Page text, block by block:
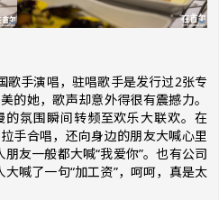
手演唱，驻唱歌手是发行过2张专
的她，歌声却意外得很有震撼力。
氛围瞬间转频至欢乐大联欢。在
手合唱，还向身边的朋友大喊心里
友一般都大喊“我爱你”。也有公司
喊了一句“加工资”，呵呵，真是太